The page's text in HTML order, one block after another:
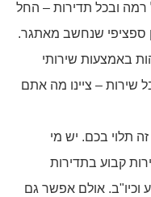
ובכל תדירות – החל
ספציפי שנחשב מאתגר.
באמצעות שירותי
שירות – ציינו מה אתם
תלוי בכם. יש מי
קבוע בתדירות
וכיו"ב. אולם אפשר גם